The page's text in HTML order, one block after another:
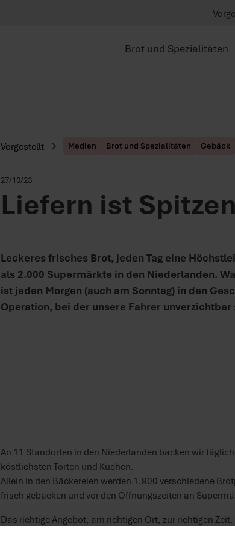
Brot und Spezialitäten
Vorgestellt Medien Brot und Spezialitäten Gebäck
27/10/23
Liefern ist
Leckeres frisches Brot, jeden Tag eine
als 2.000 Supermärkte in den Niederlanden.
ist jeden Morgen (auch am Sonntag) in den
Operation, bei der unsere Fahrer unverzichtbar
An 11 Standorten in den Niederlanden backen wir
köstlichsten Torten und Kuchen.
Allein in den Bäckereien werden 1.900 verschiedene
frisch gebacken und vor den Öffnungszeiten an
Das richtige Angebot, am richtigen Ort, zur richtigen